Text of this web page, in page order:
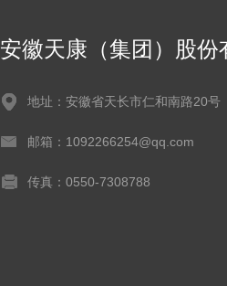
安徽天康（集团）股份
地址：安徽省天长市仁和南路20号
邮箱：1092266254@qq.com
传真：0550-7308788